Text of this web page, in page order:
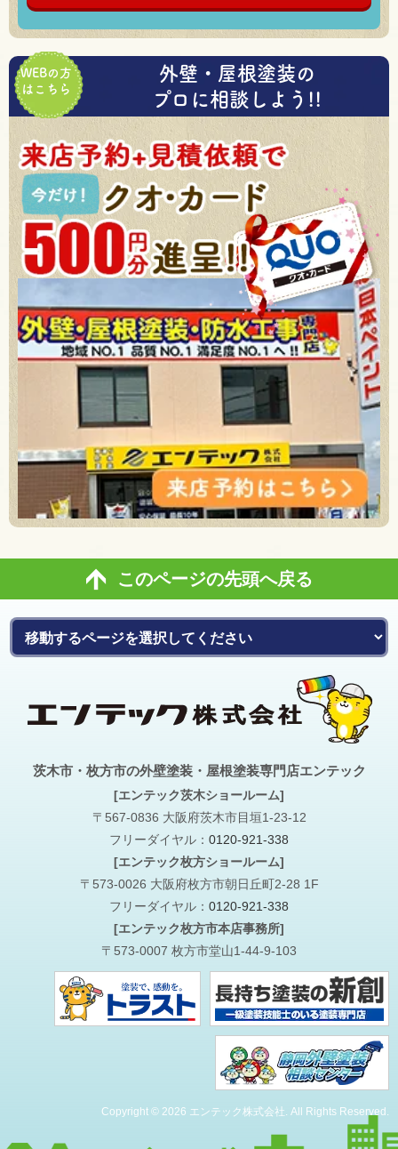
WEBの方
はこちら
外壁・屋根塗装の
プロに相談しよう!!
このページの先頭へ戻る
茨木市・枚方市の外壁塗装・屋根塗装専門店エンテック
[エンテック茨木ショールーム]
〒567-0836 大阪府茨木市目垣1-23-12
フリーダイヤル： 0120-921-338
[エンテック枚方ショールーム]
〒573-0026 大阪府枚方市朝日丘町2-28 1F
フリーダイヤル： 0120-921-338
[エンテック枚方市本店事務所]
〒573-0007 枚方市堂山1-44-9-103
Copyright © 2026 エンテック株式会社. All Rights Reserved.